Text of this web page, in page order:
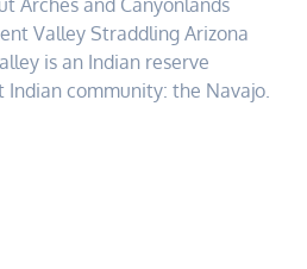
Arches and Canyonlands
Valley Straddling Arizona
is an Indian reserve
Indian community: the Navajo.